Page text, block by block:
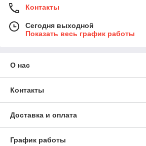
Контакты
Сегодня выходной
Показать весь график работы
О нас
Контакты
Доставка и оплата
График работы